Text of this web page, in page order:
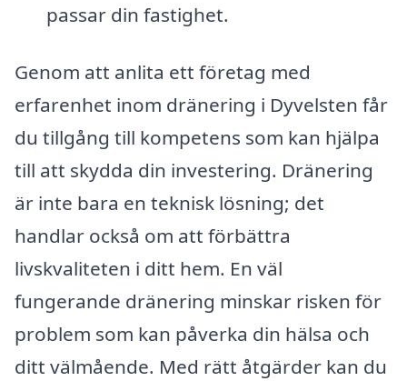
passar din fastighet.
Genom att anlita ett företag med
erfarenhet inom dränering i Dyvelsten får
du tillgång till kompetens som kan hjälpa
till att skydda din investering. Dränering
är inte bara en teknisk lösning; det
handlar också om att förbättra
livskvaliteten i ditt hem. En väl
fungerande dränering minskar risken för
problem som kan påverka din hälsa och
ditt välmående. Med rätt åtgärder kan du